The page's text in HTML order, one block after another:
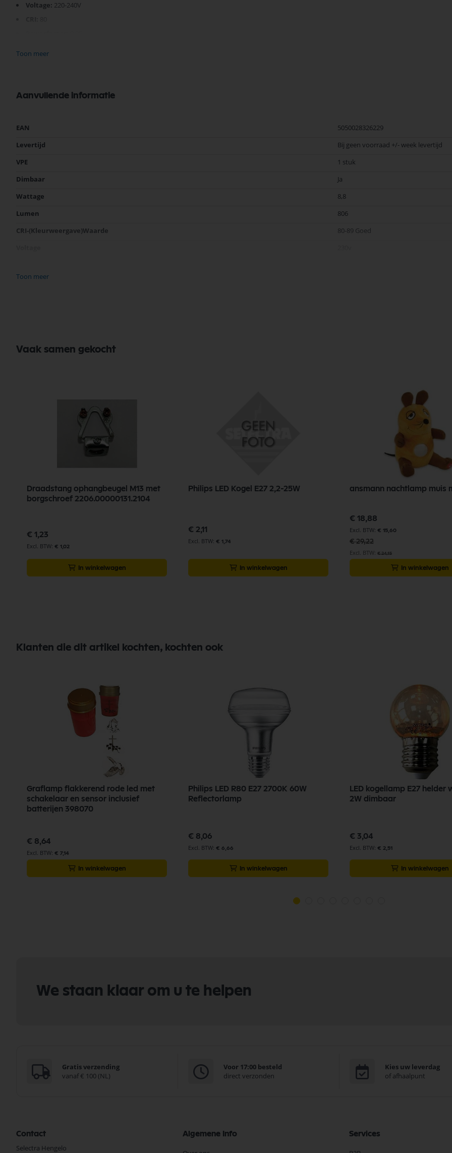
Voltage: 220-240V
Toon meer
Aanvullende informatie
Meer
EAN
5050028326229
Levertijd
Bij geen voorraad +/- week levertijd
VPE
1 stuk
Dimbaar
Ja
Wattage
8,8
Lumen
806
CRI-(Kleurweergave)Waarde
80-89 Goed
Lichtkleur (Kelvin)
Toon meer
Vaak samen gekocht
Draadstang ophangbeugel M13 met
borgschroef 2206.00000131.2104
€ 1,23
€ 1,02
In winkelwagen
Philips LED Kogel E27 2,2-25W
€ 2,11
€ 1,74
In winkelwagen
ansmann nachtlamp muis
Speciale
prijs
€ 18,88
€ 15,60
€ 29,22
€ 24,15
In winkelwagen
Klanten die dit artikel kochten, kochten ook
Graflamp flakkerend rode led met
schakelaar en sensor inclusief
batterijen 398070
€ 8,64
€ 7,14
In winkelwagen
Philips LED R80 E27 2700K 60W
Reflectorlamp
€ 8,06
€ 6,66
In winkelwagen
LED kogellamp E27 helder
2W dimbaar
€ 3,04
€ 2,51
In winkelwagen
We staan klaar om u te helpen
Gratis verzending
vanaf € 100 (NL)
Voor 17:00 besteld
direct verzonden
Kies uw leverdag
of afhaalpunt
Contact
Selectra Hengelo
Algemene Info Services